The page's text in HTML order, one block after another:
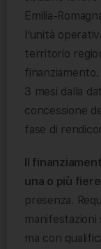
Emilia-
l’unità
territorio
3 mesi dalla
concessione
fase di
Il
una o più
presenza.
manifestazioni
ma con